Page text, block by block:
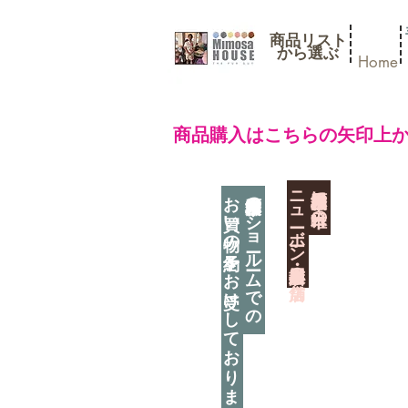
商品リスト
​から選ぶ Home
商品購入はこちらの矢印上
神奈川県相模原市に日本唯一の
​ニューボーン撮影用小道具店・３店舗
神奈川県相模原市のショールームでの
お買い物の予約をお受けしております